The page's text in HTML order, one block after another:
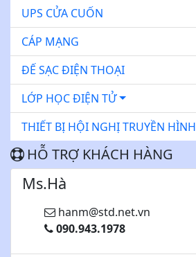
UPS CỬA CUỐN
CÁP MẠNG
ĐẾ SẠC ĐIỆN THOẠI
LỚP HỌC ĐIỆN TỬ
THIẾT BỊ HỘI NGHỊ TRUYỀN HÌNH
HỖ TRỢ KHÁCH HÀNG
Ms.Hà
hanm@std.net.vn
090.943.1978